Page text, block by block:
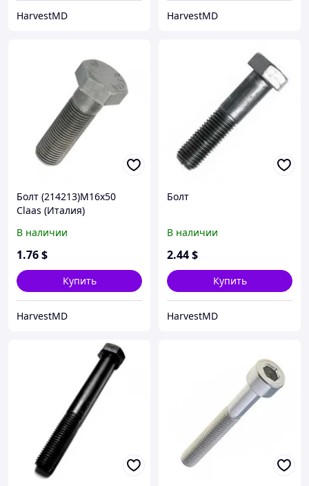
HarvestMD HarvestMD
Болт (214213)М16x50
Claas (Италия)
В наличии
1.76$
Купить
HarvestMD
Болт
В наличии
2.44$
Купить
HarvestMD